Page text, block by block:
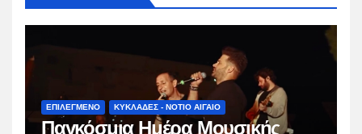
ΕΠΙΛΕΓΜΕΝΟ ΚΥΚΛΑΔΕΣ - ΝΟΤΙΟ ΑΙΓΑΙΟ
Παγκόσμια Ημέρα Μουσικής